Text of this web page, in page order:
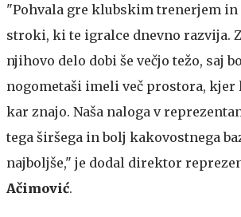
"Pohvala gre klubskim trenerjem
stroki, ki te igralce dnevno razvija.
njihovo delo dobi še večjo težo, saj
nogometaši imeli več prostora, kjer
kar znajo. Naša naloga v
tega širšega in bolj kakovostnega
najboljše," je dodal direktor
Ačimović.